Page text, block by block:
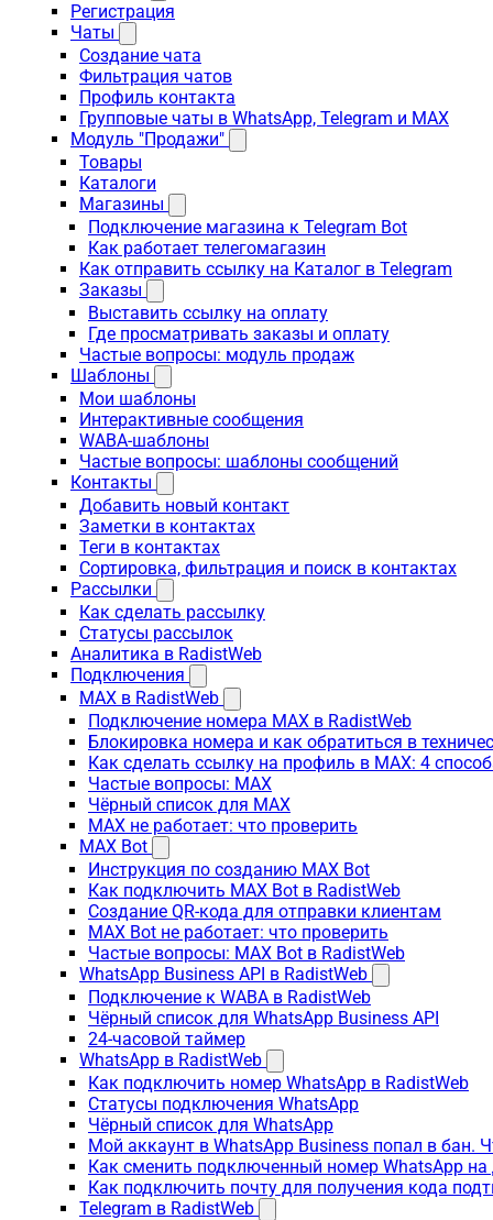
Регистрация
Чаты
Создание чата
Фильтрация чатов
Профиль контакта
Групповые чаты в WhatsApp, Telegram и MAX
Модуль "Продажи"
Товары
Каталоги
Магазины
Подключение магазина к Telegram Bot
Как работает телегомагазин
Как отправить ссылку на Каталог в Telegram
Заказы
Выставить ссылку на оплату
Где просматривать заказы и оплату
Частые вопросы: модуль продаж
Шаблоны
Мои шаблоны
Интерактивные сообщения
WABA-шаблоны
Частые вопросы: шаблоны сообщений
Контакты
Добавить новый контакт
Заметки в контактах
Теги в контактах
Сортировка, фильтрация и поиск в контактах
Рассылки
Как сделать рассылку
Статусы рассылок
Аналитика в RadistWeb
Подключения
MAX в RadistWeb
Подключение номера MAX в RadistWeb
Блокировка номера и как обратиться в
Как сделать ссылку на профиль в MAX: 4
Частые вопросы: MAX
Чёрный список для MAX
MAX не работает: что проверить
MAX Bot
Инструкция по созданию MAX Bot
Как подключить MAX Bot в RadistWeb
Создание QR-кода для отправки клиентам
MAX Bot не работает: что проверить
Частые вопросы: MAX Bot в RadistWeb
WhatsApp Business API в RadistWeb
Подключение к WABA в RadistWeb
Чёрный список для WhatsApp Business API
24-часовой таймер
WhatsApp в RadistWeb
Как подключить номер WhatsApp в RadistWeb
Статусы подключения WhatsApp
Чёрный список для WhatsApp
Мой аккаунт в WhatsApp Business попал в бан.
Как сменить подключенный номер WhatsApp на
Как подключить почту для получения кода
Telegram в RadistWeb